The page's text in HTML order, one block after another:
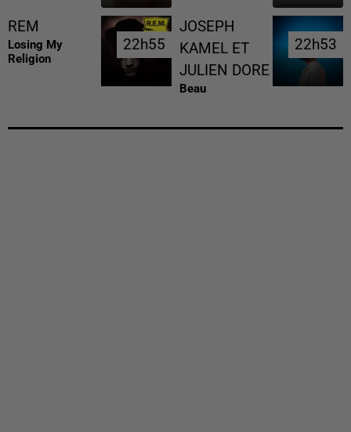
REM
Losing My
Religion
22h55
22h55
JOSEPH
KAMEL ET
JULIEN DORE
Beau
22h53
22h53